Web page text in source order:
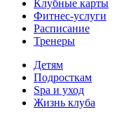
Клубные карты
Фитнес-услуги
Расписание
Тренеры
Детям
Подросткам
Spa и уход
Жизнь клуба